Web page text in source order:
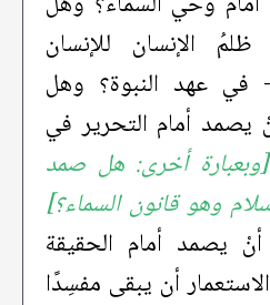
الإنسان للإنسان
في عهد النبوة؟ وهل
يصمد أمام التحرير في
[وبعبارة أخرى: هل صمد
وهو قانون السماء؟]
يصمد أمام الحقيقة
أن يبقى مفسِدًا